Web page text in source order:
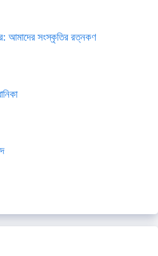
আমাদের সংস্কৃতির রত্নকণ